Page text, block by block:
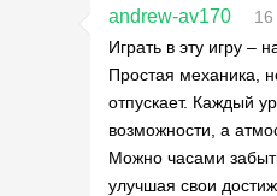
andrew-av170
Играть в эту игру –
Простая механика,
отпускает. Каждый
возможности, а
Можно часами
улучшая свои